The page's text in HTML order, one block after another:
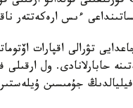
ءىس ارەكەتتەر
تۋرالى اقپارات
حابارلانادى. ول ارقىلى
فيليالدىڭ جۇمىسىن